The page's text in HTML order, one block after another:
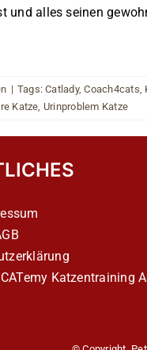
und alles seinen
| Tags:Catlady,Coach4cats,
Katze, Urinproblem Katze
Katzentraining